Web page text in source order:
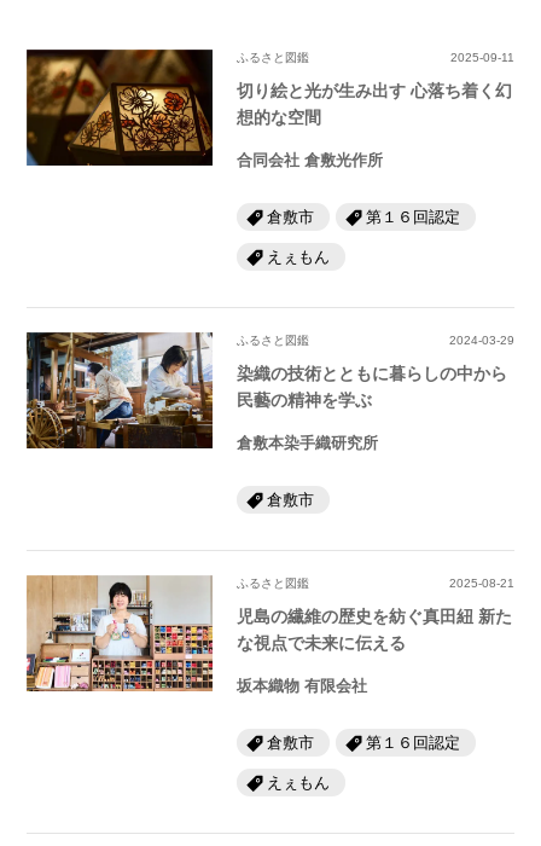
ふるさと図鑑 2025-09-11
切り絵と光が生み出す 心落ち着く幻
想的な空間
合同会社 倉敷光作所
倉敷市 第１６回認定
えぇもん
ふるさと図鑑 2024-03-29
染織の技術とともに暮らしの中から
民藝の精神を学ぶ
倉敷本染手織研究所
倉敷市
ふるさと図鑑 2025-08-21
児島の繊維の歴史を紡ぐ真田紐 新た
な視点で未来に伝える
坂本織物 有限会社
倉敷市 第１６回認定
えぇもん